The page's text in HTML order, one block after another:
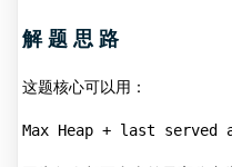
解题思路
这题核心可以用：
Max Heap + last served